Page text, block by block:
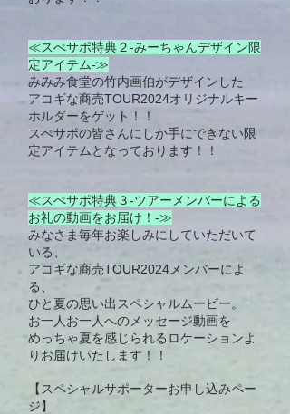
≪スぺサポ特典２-みーちゃんデザイン限
定アイテム-≫
みみみ食堂の竹内画伯がデザインした
アコギな商売TOUR2024オリジナルキー
ホルダーをゲット！！
スぺサポの皆さんにしか手にできない限
定アイテムとなっております！！
≪スぺサポ特典３-ツアーメンバーによる
お礼の動画をお届け！-≫
みなさま毎年お楽しみにしていただいて
いる、
アコギな商売TOUR2024メンバーによ
る、
ひと夏の思い出スペシャルムービー。
お一人お一人へのメッセージ動画を
めっちゃ夏を感じられるロケーションよ
りお届けいたします！！
【スペシャルサポーターお申し込みペー
ジ】